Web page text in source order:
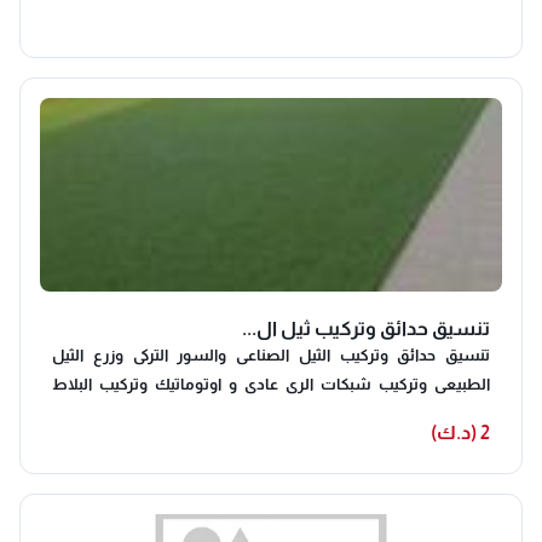
تنسيق حدائق وتركيب ثيل ال...
تنسيق حدائق وتركيب الثيل الصناعى والسور التركى وزرع الثيل
الطبيعى وتركيب شبكات الرى عادى و اوتوماتيك وتركيب البلاط
انواع الورود وقص وشلع الاشجار الغير مرغوب فيها. تنسيق حدائق
وتركيب الثيل الصناعى والشبك التركى وزرع الثيل الطبيعى وتركيب
البلاط المتتداخل والكربستون وعمل الممرات الفواصل مع الثيل وزرع
جميع انواع الورود وقص وشلع الاشجار الغير مرغوب فيها باسعار
2 (د.ك)